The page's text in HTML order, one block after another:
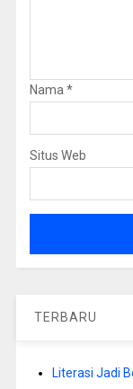
Nama*
Situs Web
TERBARU
Literasi Jadi